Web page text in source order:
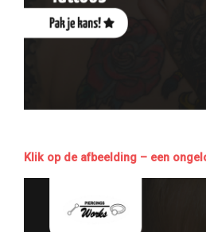
Klik op de afbeelding – een